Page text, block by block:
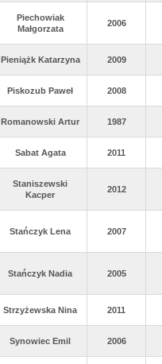
Piechowiak
Małgorzata
2006
Pieniążk Katarzyna 2009
Piskozub Paweł 2008
Romanowski Artur 1987
Sabat Agata 2011
Staniszewski
Kacper
2012
Stańczyk Lena 2007
Stańczyk Nadia 2005
Strzyżewska Nina 2011
Synowiec Emil 2006